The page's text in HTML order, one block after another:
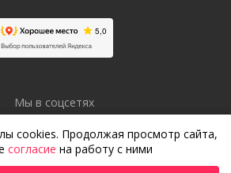
Мы в соцсетях
cookies. Продолжая просмотр сайта,
согласие на работу с ними